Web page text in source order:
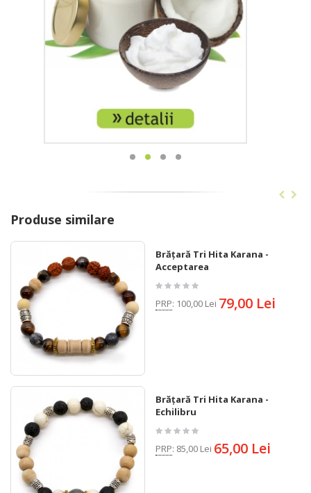
Produse similare
Brățară Tri Hita Karana -
Acceptarea
PRP: 100,00 Lei 79,00 Lei
Brățară Tri Hita Karana -
Echilibru
PRP: 85,00 Lei 65,00 Lei